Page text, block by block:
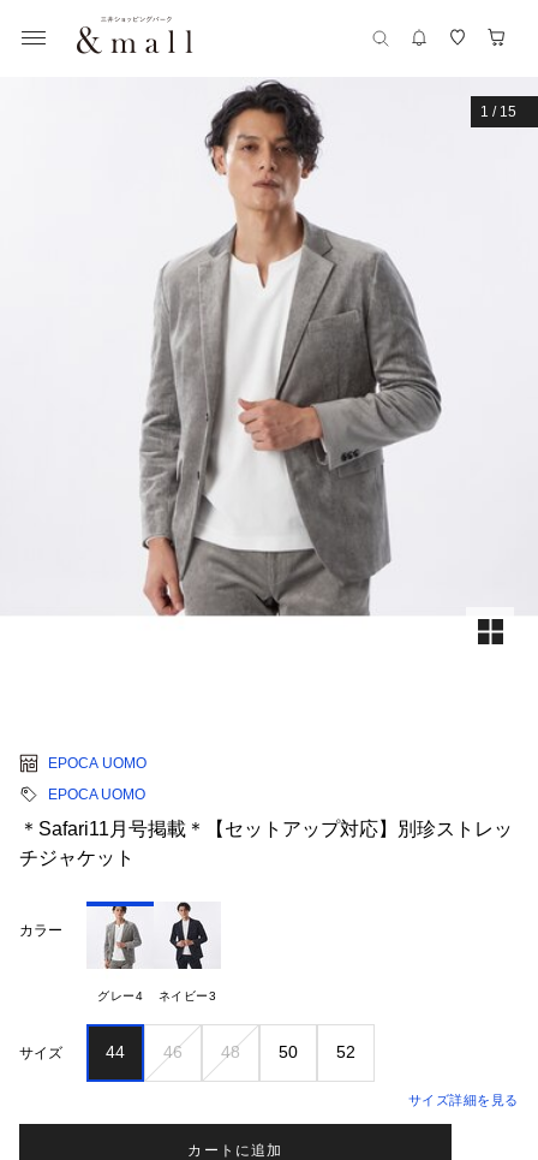
1 / 15
EPOCA UOMO
EPOCA UOMO
＊Safari11月号掲載＊【セットアップ対応】別珍ストレッ
チジャケット
カラー
グレー4 ネイビー3
サイズ 44 46 48 50 52
サイズ詳細を見る
カートに追加